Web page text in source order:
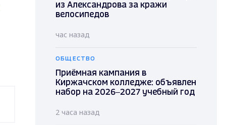
из Александрова за кражи
велосипедов
час назад
ОБЩЕСТВО
Приёмная кампания в
Киржачском колледже: объявлен
набор на 2026–2027 учебный год
2 часа назад